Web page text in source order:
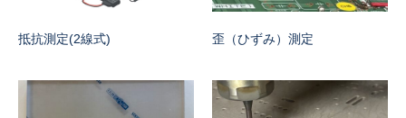
抵抗測定(2線式) 歪（ひずみ）測定